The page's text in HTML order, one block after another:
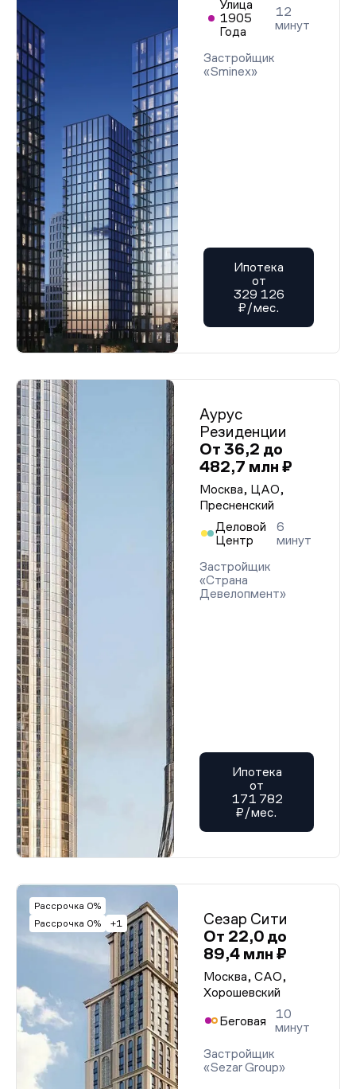
Улица
1905
Года
12
минут
Застройщик
«Sminex»
Ипотека
от
329 126
₽/мес.
Аурус
Резиденции
От 36,2 до
482,7 млн ₽
Москва, ЦАО,
Пресненский
Деловой
Центр
6
минут
Застройщик
«Страна
Девелопмент»
Ипотека
от
171 782
₽/мес.
Рассрочка 0%
Рассрочка 0%
+1
Сезар Сити
От 22,0 до
89,4 млн ₽
Москва, САО,
Хорошевский
Беговая
10
минут
Застройщик
«Sezar Group»